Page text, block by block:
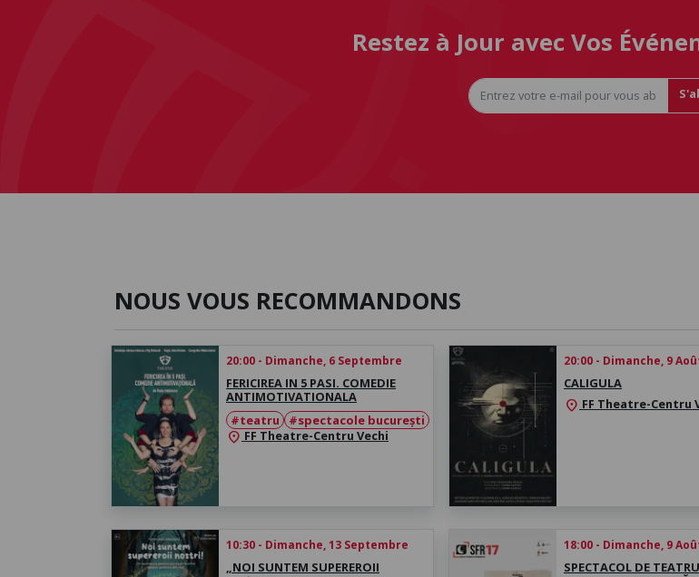
Restez à Jour avec Vos
NOUS VOUS RECOMMANDONS
20:00 - Dimanche, 6 Septembre
FERICIREA IN 5 PASI. COMEDIE
ANTIMOTIVATIONALA
#teatru
#spectacole bucurești
location_on FF Theatre-Centru Vechi
20:00 - Dimanche, 9
CALIGULA
location_on FF Theatre-Centru
10:30 - Dimanche, 13 Septembre
„NOI SUNTEM SUPEREROII
18:00 - Dimanche, 9
SPECTACOL DE